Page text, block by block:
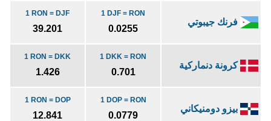
فرنك جيبوتي
1 DJF = RON
0.0255
1 RON = DJF
39.201
كرونة دنماركية
1 DKK = RON
0.701
1 RON = DKK
1.426
بيزو دومنيكاني
1 DOP = RON
0.0779
1 RON = DOP
12.841